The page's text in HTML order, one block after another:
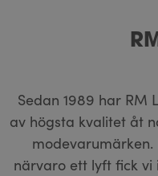
Sedan 1989 har
av högsta kvalitet åt
närvaro ett lyft fick